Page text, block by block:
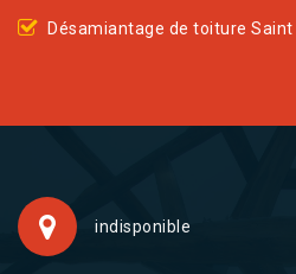
Désamiantage de toiture
indisponible